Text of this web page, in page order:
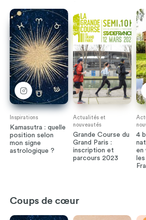
Inspirations
Kamasutra : quelle
position selon
mon signe
astrologique ?
Actualités et
nouveautés
Grande Course du
Grand Paris :
inscription et
parcours 2023
4
en
Coups de cœur